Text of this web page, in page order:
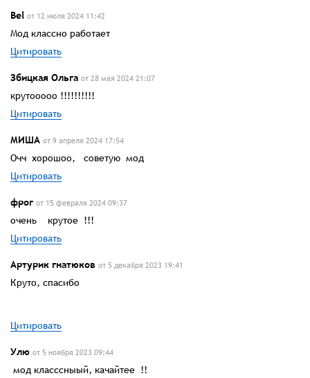
Bel от 12 июля 2024 11:42
Мод классно работает
Цитировать
Збицкая Ольга от 28 мая 2024 21:07
крутооооо !!!!!!!!!!
Цитировать
МИША от 9 апреля 2024 17:54
Очч хорошоо, советую мод
Цитировать
фрог от 15 февраля 2024 09:37
очень крутое !!!
Цитировать
Артурик гнатюков от 5 декабря 2023 19:41
Круто, спасибо
Цитировать
Улю от 5 ноября 2023 09:44
мод класссныый, качайтее !!